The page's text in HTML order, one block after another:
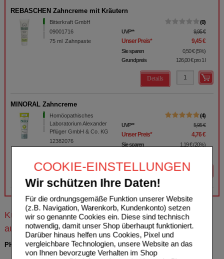
COOKIE-EINSTELLUNGEN
Wir schützen Ihre Daten!
Für die ordnungsgemäße Funktion unserer Website
(z.B. Navigation, Warenkorb, Kundenkonto) setzen
wir so genannte Cookies ein. Diese sind technisch
notwendig, damit unser Shop überhaupt funktioniert.
Darüber hinaus helfen uns Cookies, Pixel und
vergleichbare Technologien, unsere Website an das
von Ihnen bevorzugte Verhalten im Shop
REBASCHEN Zahncreme mit Kräutern
Bitterkraft GmbH
09001716
75 ml Zahnpaste
0
UVP** 9,95 €
Unser Preis* 9,45 €
Sie sparen 0,50 €(5%)
Grundpreis
126,00 €pro 1 l
Details
MINORAL Zahncreme
Homöopathisches
Laboratorium Alexander
Pflüger GmbH & Co. KG
12382076
4
UVP** 5,95 €
Unser Preis* 4,76 €
Sie sparen 1,19 €(20%)
Details
Kunden, die dieses Produkt gekauft haben, kauften
auch
PHÖNIX SOLIDAGO spag.Mischung
PHÖNIX LABORATORIUM